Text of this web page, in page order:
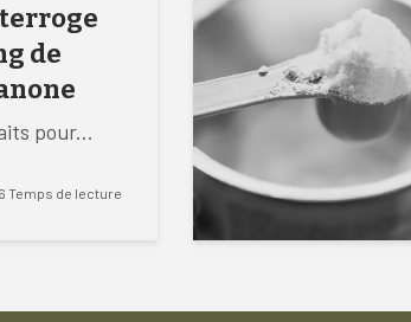
de
pour...
6 Temps de lecture